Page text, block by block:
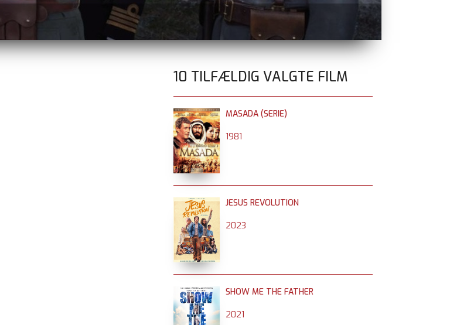
10 TILFÆLDIG VALGTE FILM
MASADA (SERIE)
1981
JESUS REVOLUTION
2023
SHOW ME THE FATHER
2021